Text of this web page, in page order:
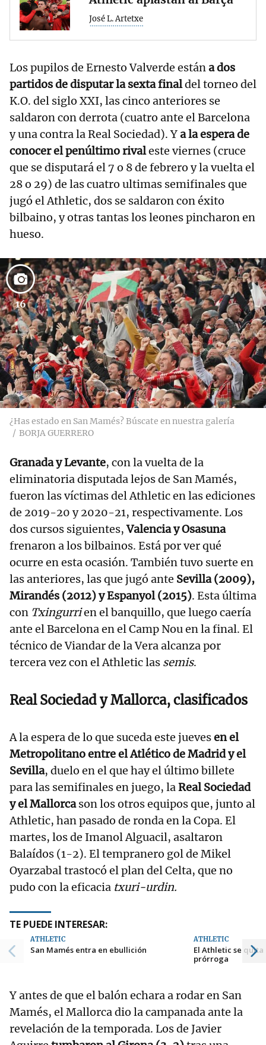
José L. Artetxe
Los pupilos de Ernesto Valverde estána dos
partidos de disputar la sexta finaldel torneo del
K.O. del siglo XXI, las cinco anteriores se
saldaron con derrota (cuatro ante el Barcelona
y una contra la Real Sociedad). Ya la espera de
conocer el penúltimo rivaleste viernes (cruce
que se disputará el 7 o 8 de febrero y la vuelta el
28 o 29) de las cuatro ultimas semifinales que
jugó el Athletic, dos se saldaron con éxito
bilbaino, y otras tantas los leones pincharon en
hueso.
16
¿Has estado en San Mamés? Búscate en nuestra galería
BORJA GUERRERO
Granada y Levante, con la vuelta de la
eliminatoria disputada lejos de San Mamés,
fueron las víctimas del Athletic en las ediciones
de 2019-20 y 2020-21, respectivamente. Los
dos cursos siguientes,Valencia y Osasuna
frenaron a los bilbainos. Está por ver qué
ocurre en esta ocasión. También tuvo suerte en
las anteriores, las que jugó ante Sevilla (2009),
Mirandés (2012) y Espanyol (2015). Esta última
con Txingurrien el banquillo, que luego caería
ante el Barcelona en el Camp Nou en la final. El
técnico de Viandar de la Vera alcanza por
tercera vez con el Athletic las semis.
Real Sociedad y Mallorca, clasificados
A la espera de lo que suceda este juevesen el
Metropolitano entre el Atlético de Madrid y el
Sevilla, duelo en el que hay el último billete
para las semifinales en juego, laReal Sociedad
y el Mallorcason los otros equipos que, junto al
Athletic, han pasado de ronda en la Copa. El
martes, los de Imanol Alguacil, asaltaron
Balaídos (1-2). El tempranero gol de Mikel
Oyarzabal trastocó el plan del Celta, que no
pudo con la eficacia txuri-urdin.
TE PUEDE INTERESAR:
ATHLETIC
San Mamés entra en ebullición
ATHLETIC
El Athletic se
prórroga
Y antes de que el balón echara a rodar en San
Mamés, el Mallorca dio la campanada ante la
revelación de la temporada. Los de Javier